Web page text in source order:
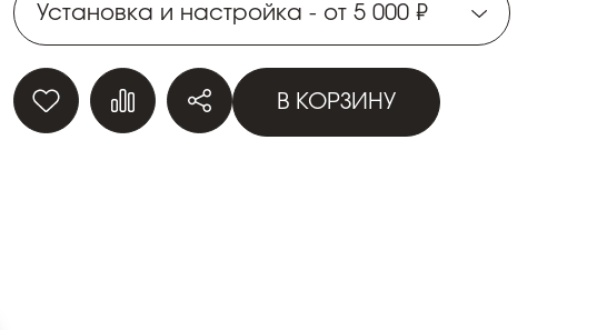
Установка и настройка - от 5 000 ₽
Установка и настройка - от 5 000 ₽
Установка и настройка - от 5 000 ₽
В КОРЗИНУ